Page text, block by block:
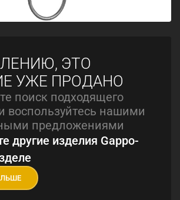
ЭТО
УЖЕ ПРОДАНО
поиск подходящего
воспользуйтесь нашими
предложениями
другие изделия Gappo-